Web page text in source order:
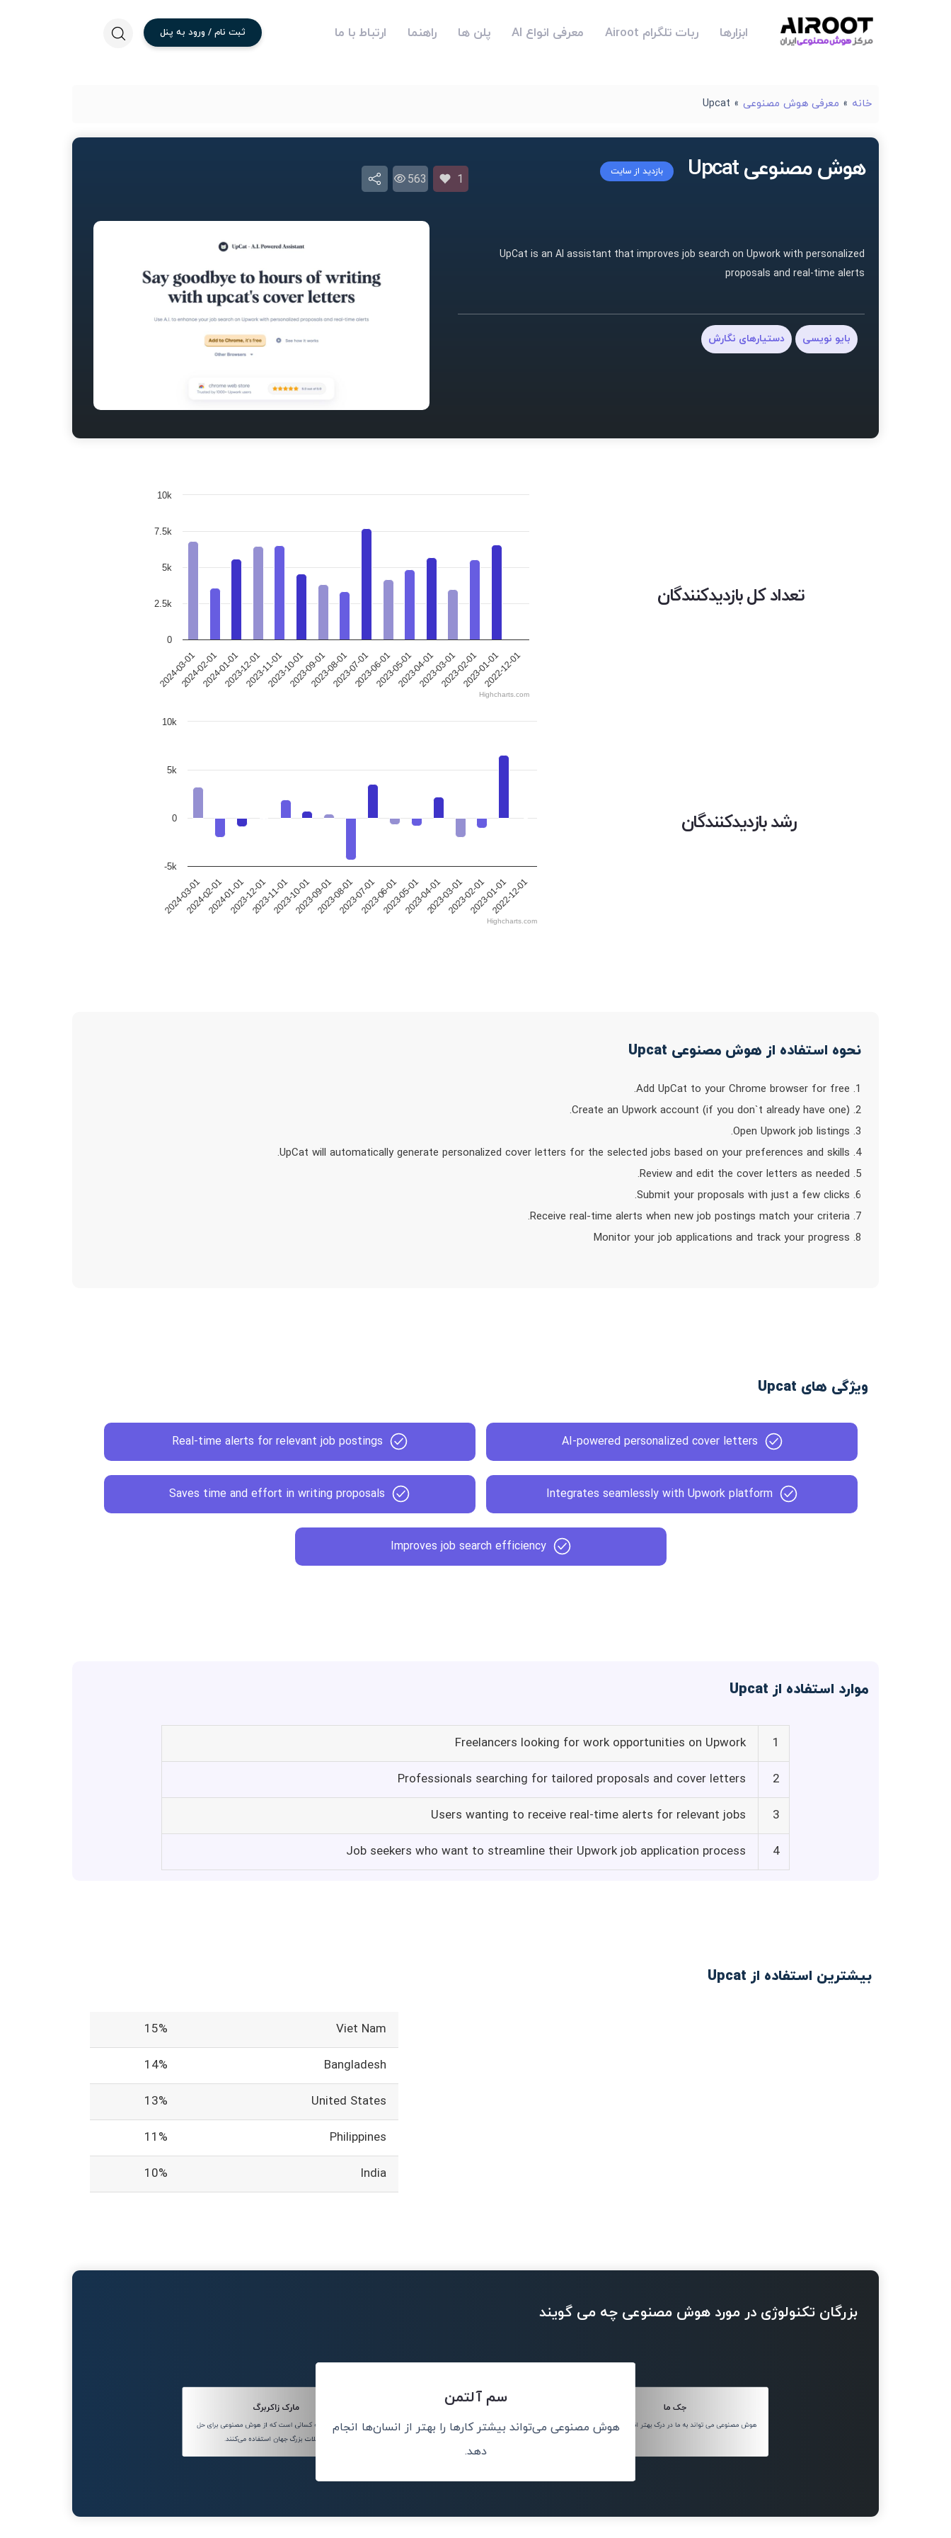
ابزارها ربات تلگرام Airoot معرفی انواع AI پلن ها راهنما ارتباط با ما ثبت نام / ورود به پنل
خانه » معرفی هوش مصنوعی »
Upcat
هوش مصنوعی Upcat بازدید از سایت
1
563
UpCat is an AI assistant that improves job search on Upwork with personalized
proposals and real-time alerts
بایو نویسی دستیارهای نگارش
تعداد کل بازدیدکنندگان
2024-03-012024-02-012024-01-012023-12-012023-11-012023-10-012023-09-012023-08-012023-07-012023-06-012023-05-012023-04-012023-03-012023-02-012023-01-012022-12-01
0
2.5k
5k
7.5k
10k
Highcharts.com
رشد بازدیدکنندگان
2024-03-012024-02-012024-01-012023-12-012023-11-012023-10-012023-09-012023-08-012023-07-012023-06-012023-05-012023-04-012023-03-012023-02-012023-01-012022-12-01
-5k
0
5k
10k
Highcharts.com
نحوه استفاده از هوش مصنوعی Upcat
1. Add UpCat to your Chrome browser for free.
2. Create an Upwork account (if you don`t already have one).
3. Open Upwork job listings.
4. UpCat will automatically generate personalized cover letters for the selected jobs based on your preferences and skills.
5. Review and edit the cover letters as needed.
6. Submit your proposals with just a few clicks.
7. Receive real-time alerts when new job postings match your criteria.
8. Monitor your job applications and track your progress
ویژگی های Upcat
AI-powered personalized cover letters
Real-time alerts for relevant job postings
Integrates seamlessly with Upwork platform
Saves time and effort in writing proposals
Improves job search efficiency
موارد استفاده از Upcat
1
Freelancers looking for work opportunities on Upwork
2
Professionals searching for tailored proposals and cover letters
3
Users wanting to receive real-time alerts for relevant jobs
4
Job seekers who want to streamline their Upwork job application process
بیشترین استفاده از Upcat
Viet Nam
15%
Bangladesh
14%
United States
13%
Philippines
11%
India
10%
بزرگان تکنولوژی در مورد هوش مصنوعی چه می گویند
جک ما
هوش مصنوعی می تواند به ما در درک بهتر انسان کمک کند.
سم آلتمن
هوش مصنوعی می‌تواند بیشتر کارها را بهتر از انسان‌ها انجام
دهد.
مارک زاکربرگ
آینده متعلق به کسانی است که از هوش مصنوعی برای حل
مشکلات بزرگ جهان استفاده می‌کنند.